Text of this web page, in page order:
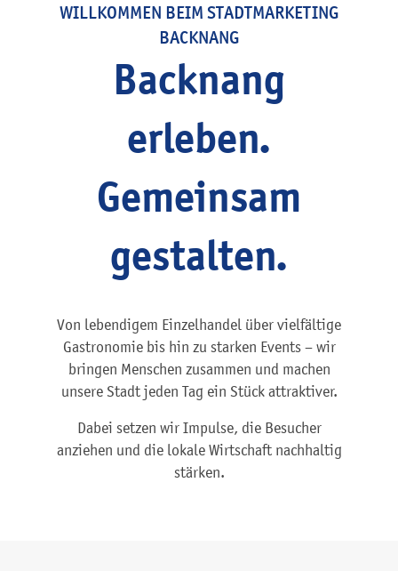
WILLKOMMEN BEIM STADTMARKETING
BACKNANG
Backnang
erleben.
Gemeinsam
gestalten.
Von lebendigem Einzelhandel über vielfältige
Gastronomie bis hin zu starken Events – wir
bringen Menschen zusammen und machen
unsere Stadt jeden Tag ein Stück attraktiver.
Dabei setzen wir Impulse, die Besucher
anziehen und die lokale Wirtschaft nachhaltig
stärken.